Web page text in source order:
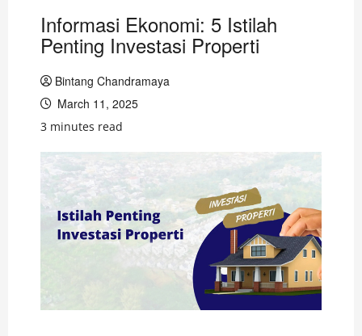
Informasi Ekonomi: 5 Istilah
Penting Investasi Properti
Bintang Chandramaya
March 11, 2025
3 minutes read